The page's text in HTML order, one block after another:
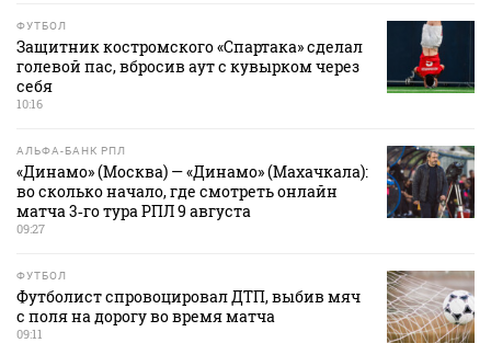
ФУТБОЛ
Защитник костромского «Спартака» сделал
голевой пас, вбросив аут с кувырком через
себя
10:16
АЛЬФА-БАНК РПЛ
«Динамо» (Москва) — «Динамо» (Махачкала):
во сколько начало, где смотреть онлайн
матча 3‑го тура РПЛ 9 августа
09:27
ФУТБОЛ
Футболист спровоцировал ДТП, выбив мяч
с поля на дорогу во время матча
09:11